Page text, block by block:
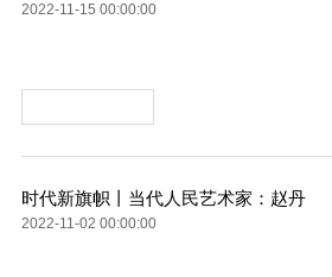
2022-11-15 00:00:00
时代新旗帜丨当代人民艺术家：赵丹
2022-11-02 00:00:00